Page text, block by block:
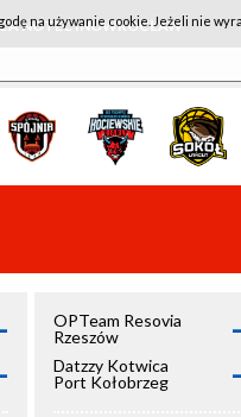
NOTEĆ INOWROCŁAW
OPTeam Resovia
Rzeszów
Datzzy Kotwica
Port Kołobrzeg
na używanie cookie. Jeżeli nie